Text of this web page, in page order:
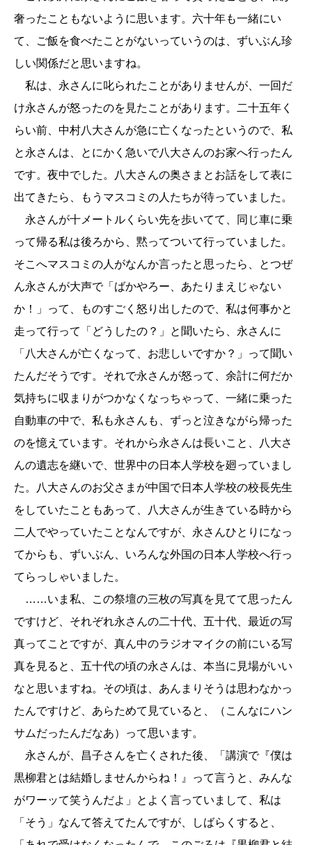
奢ったこともないように思います。六十年も一緒にい
て、ご飯を食べたことがないっていうのは、ずいぶん珍
しい関係だと思いますね。
私は、永さんに叱られたことがありませんが、一回だ
け永さんが怒ったのを見たことがあります。二十五年く
らい前、中村八大さんが急に亡くなったというので、私
と永さんは、とにかく急いで八大さんのお家へ行ったん
です。夜中でした。八大さんの奥さまとお話をして表に
出てきたら、もうマスコミの人たちが待っていました。
永さんが十メートルくらい先を歩いてて、同じ車に乗
って帰る私は後ろから、黙ってついて行っていました。
そこへマスコミの人がなんか言ったと思ったら、とつぜ
ん永さんが大声で「ばかやろー、あたりまえじゃない
か！」って、ものすごく怒り出したので、私は何事かと
走って行って「どうしたの？」と聞いたら、永さんに
「八大さんが亡くなって、お悲しいですか？」って聞い
たんだそうです。それで永さんが怒って、余計に何だか
気持ちに収まりがつかなくなっちゃって、一緒に乗った
自動車の中で、私も永さんも、ずっと泣きながら帰った
のを憶えています。それから永さんは長いこと、八大さ
んの遺志を継いで、世界中の日本人学校を廻っていまし
た。八大さんのお父さまが中国で日本人学校の校長先生
をしていたこともあって、八大さんが生きている時から
二人でやっていたことなんですが、永さんひとりになっ
てからも、ずいぶん、いろんな外国の日本人学校へ行っ
てらっしゃいました。
……いま私、この祭壇の三枚の写真を見てて思ったん
ですけど、それぞれ永さんの二十代、五十代、最近の写
真ってことですが、真ん中のラジオマイクの前にいる写
真を見ると、五十代の頃の永さんは、本当に見場がいい
なと思いますね。その頃は、あんまりそうは思わなかっ
たんですけど、あらためて見ていると、（こんなにハン
サムだったんだなあ）って思います。
永さんが、昌子さんを亡くされた後、「講演で『僕は
黒柳君とは結婚しませんからね！』って言うと、みんな
がワーッて笑うんだよ」とよく言っていまして、私は
「そう」なんて答えてたんですが、しばらくすると、